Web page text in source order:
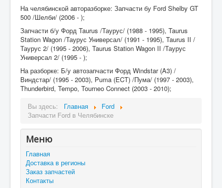
На челябинской авторазборке: Запчасти бу Ford Shelby GT
500 /Шелби/ (2006 - );
Запчасти б/у Форд Taurus /Таурус/ (1988 - 1995), Taurus
Station Wagon /Таурус Универсал/ (1991 - 1995), Taurus II /
Таурус 2/ (1995 - 2006), Taurus Station Wagon II /Таурус
Универсал 2/ (1995 - );
На разборке: Б/у автозапчасти Форд Windstar (A3) /
Виндстар/ (1995 - 2003), Puma (ECT) /Пума/ (1997 - 2003),
Thunderbird, Tempo, Tourneo Connect (2003 - 2010);
Вы здесь:
Главная
Ford
Запчасти Ford в Челябинске
Меню
Главная
Доставка в регионы
Заказ запчастей
Контакты